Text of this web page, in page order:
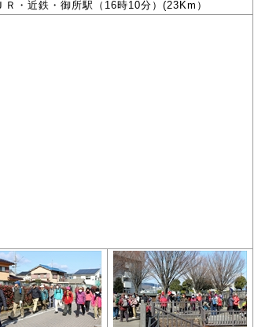
・近鉄・御所駅（16時10分）(23Km）